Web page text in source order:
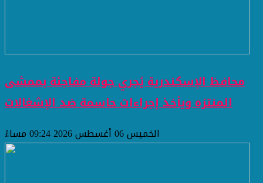
محافظ الإسكندرية يُجري جولة مفاجئة بممشى
المنتزه ويأخذ إجراءات حاسمة ضد الإشغالات
الخميس 06 أغسطس 2026 09:24 مساءً